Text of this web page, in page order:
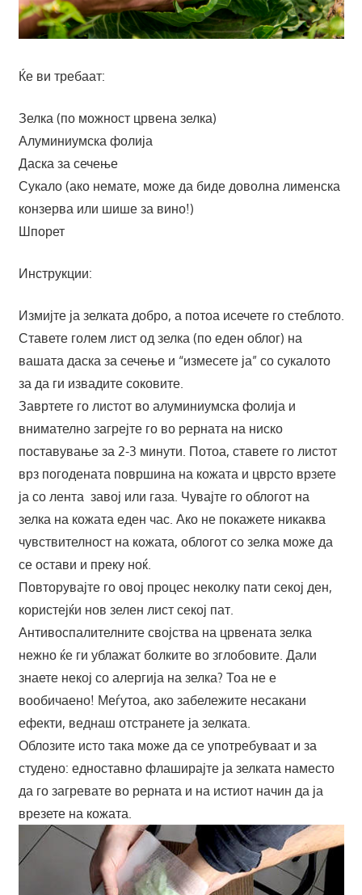
Ќе ви требаат:
Зелка (по можност црвена зелка)
Алуминиумска фолија
Даска за сечење
Сукало (ако немате, може да биде доволна лименска
конзерва или шише за вино!)
Шпорет
Инструкции:
Измијте ја зелката добро, а потоа исечете го стеблото.
Ставете голем лист од зелка (по еден облог) на
вашата даска за сечење и “измесете ја” со сукалото
за да ги извадите соковите.
Завртете го листот во алуминиумска фолија и
внимателно загрејте го во рерната на ниско
поставување за 2-3 минути. Потоа, ставете го листот
врз погодената површина на кожата и цврсто врзете
ја со лента завој или газа. Чувајте го облогот на
зелка на кожата еден час. Ако не покажете никаква
чувствителност на кожата, облогот со зелка може да
се остави и преку ноќ.
Повторувајте го овој процес неколку пати секој ден,
користејќи нов зелен лист секој пат.
Антивоспалителните својства на црвената зелка
нежно ќе ги ублажат болките во зглобовите. Дали
знаете некој со алергија на зелка? Тоа не е
вообичаено! Меѓутоа, ако забележите несакани
ефекти, веднаш отстранете ја зелката.
Облозите исто така може да се употребуваат и за
студено: едноставно флаширајте ја зелката наместо
да го загревате во рерната и на истиот начин да ја
врезете на кожата.